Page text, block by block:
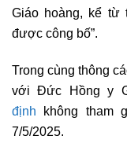
Giáo hoàng, kể từ
được công bố”.
Trong cùng thông
với Đức Hồng y
định không tham
7/5/2025.